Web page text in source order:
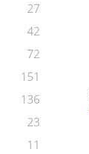
27
42
72
151
136
23
11